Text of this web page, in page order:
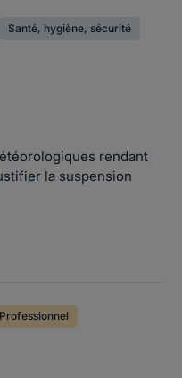
Santé, hygiène, sécurité
rendant
la suspension
Professionnel